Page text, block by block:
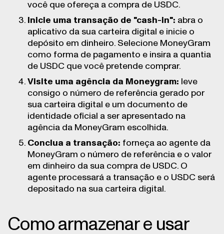
você que ofereça a compra de USDC.
Inicie uma transação de "cash-in": abra o
aplicativo da sua carteira digital e inicie o
depósito em dinheiro. Selecione MoneyGram
como forma de pagamento e insira a quantia
de USDC que você pretende comprar.
Visite uma agência da Moneygram: leve
consigo o número de referência gerado por
sua carteira digital e um documento de
identidade oficial a ser apresentado na
agência da MoneyGram escolhida.
Conclua a transação: forneça ao agente da
MoneyGram o número de referência e o valor
em dinheiro da sua compra de USDC. O
agente processará a transação e o USDC será
depositado na sua carteira digital.
Como armazenar e usar